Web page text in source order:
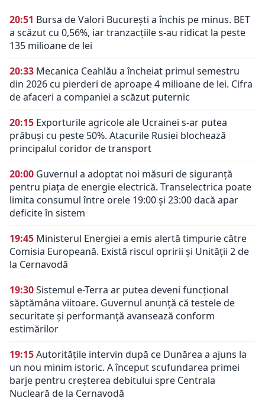
20:51 Bursa de Valori București a închis pe minus. BET
a scăzut cu 0,56%, iar tranzacțiile s-au ridicat la peste
135 milioane de lei
20:33 Mecanica Ceahlău a încheiat primul semestru
din 2026 cu pierderi de aproape 4 milioane de lei. Cifra
de afaceri a companiei a scăzut puternic
20:15 Exporturile agricole ale Ucrainei s-ar putea
prăbuși cu peste 50%. Atacurile Rusiei blochează
principalul coridor de transport
20:00 Guvernul a adoptat noi măsuri de siguranță
pentru piața de energie electrică. Transelectrica poate
limita consumul între orele 19:00 și 23:00 dacă apar
deficite în sistem
19:45 Ministerul Energiei a emis alertă timpurie către
Comisia Europeană. Există riscul opririi și Unității 2 de
la Cernavodă
19:30Sistemul e-Terra ar putea deveni funcțional
săptămâna viitoare. Guvernul anunță că testele de
securitate și performanță avansează conform
estimărilor
19:15Autoritățile intervin după ce Dunărea a ajuns la
un nou minim istoric. A început scufundarea primei
barje pentru creșterea debitului spre Centrala
Nucleară de la Cernavodă